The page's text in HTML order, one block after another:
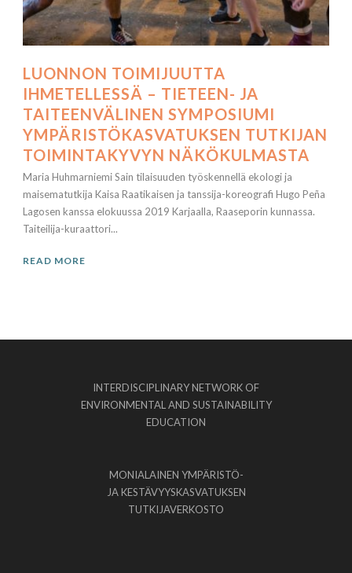
LUONNON TOIMIJUUTTA
IHMETELLESSÄ – TIETEEN- JA
TAITEENVÄLINEN SYMPOSIUMI
YMPÄRISTÖKASVATUKSEN TUTKIJAN
TOIMINTAKYVYN NÄKÖKULMASTA
Maria Huhmarniemi Sain tilaisuuden työskennellä ekologi ja
maisematutkija Kaisa Raatikaisen ja tanssija-koreografi Hugo Peña
Lagosen kanssa elokuussa 2019 Karjaalla, Raaseporin kunnassa.
Taiteilija-kuraattori...
READ MORE
INTERDISCIPLINARY NETWORK OF
ENVIRONMENTAL AND SUSTAINABILITY
EDUCATION
MONIALAINEN YMPÄRISTÖ-
JA KESTÄVYYSKASVATUKSEN
TUTKIJAVERKOSTO